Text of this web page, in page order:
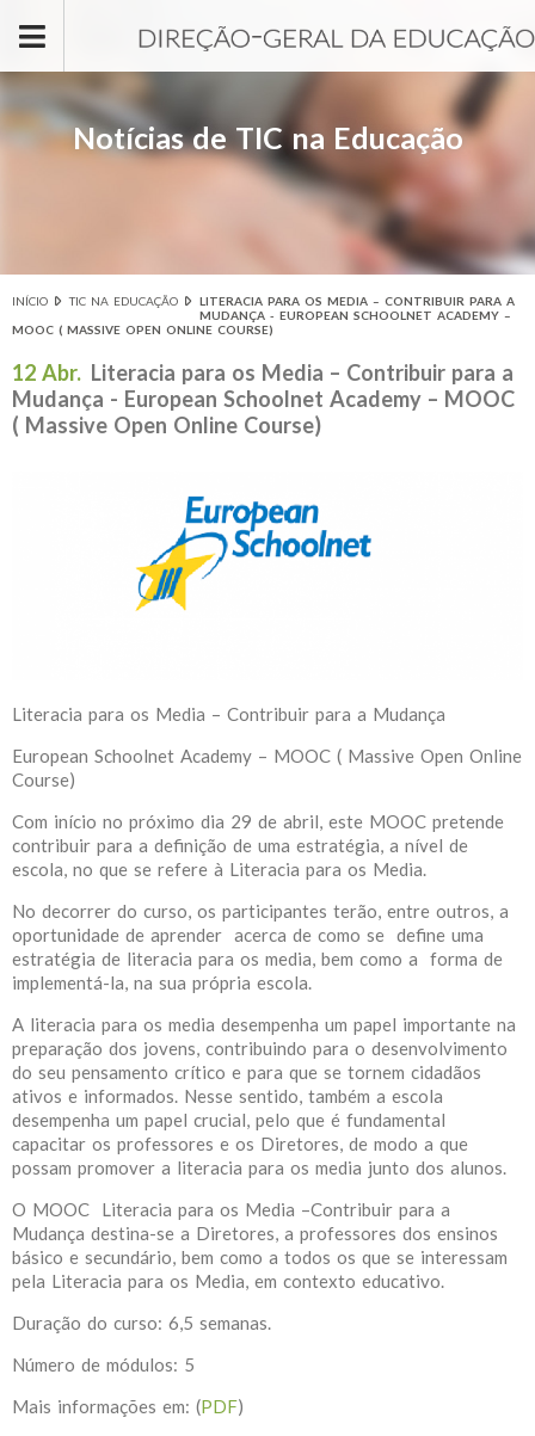
Notícias de TIC na Educação
Está aqui
INÍCIO TIC NA EDUCAÇÃO
LITERACIA PARA OS MEDIA – CONTRIBUIR PARA A
MUDANÇA - EUROPEAN SCHOOLNET ACADEMY –
MOOC ( MASSIVE OPEN ONLINE COURSE)
12 Abr. Literacia para os Media – Contribuir para a
Mudança - European Schoolnet Academy – MOOC
( Massive Open Online Course)
Literacia para os Media – Contribuir para a Mudança
European Schoolnet Academy – MOOC ( Massive Open Online
Course)
Com início no próximo dia 29 de abril, este MOOC pretende
contribuir para a definição de uma estratégia, a nível de
escola, no que se refere à Literacia para os Media.
No decorrer do curso, os participantes terão, entre outros, a
oportunidade de aprender acerca de como se define uma
estratégia de literacia para os media, bem como a forma de
implementá-la, na sua própria escola.
A literacia para os media desempenha um papel importante na
preparação dos jovens, contribuindo para o desenvolvimento
do seu pensamento crítico e para que se tornem cidadãos
ativos e informados. Nesse sentido, também a escola
desempenha um papel crucial, pelo que é fundamental
capacitar os professores e os Diretores, de modo a que
possam promover a literacia para os media junto dos alunos.
O MOOC Literacia para os Media –Contribuir para a
Mudança destina-se a Diretores, a professores dos ensinos
básico e secundário, bem como a todos os que se interessam
pela Literacia para os Media, em contexto educativo.
Duração do curso: 6,5 semanas.
Número de módulos: 5
Mais informações em: (PDF)